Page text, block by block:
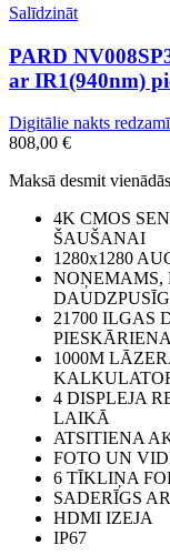
Salīdzināt
PARD
ar IR1(940nm)
Digitālie nakts
808,00 €
Maksā desmit
4K CMOS
ŠAUŠANAI
1280x1280
NOŅEMAMS,
21700 ILGAS
1000M
4 DISPLEJA
LAIKĀ
ATSITIENA
FOTO UN
6 TĪKLIŅA
SADERĪGS
HDMI IZEJA
IP67